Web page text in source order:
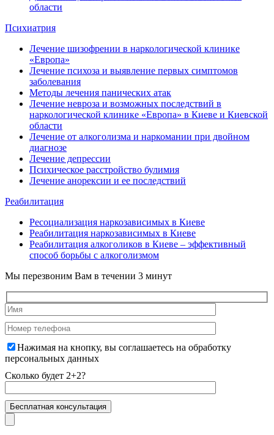
области
Психиатрия
Лечение шизофрении в наркологической клинике
«Европа»
Лечение психоза и выявление первых симптомов
заболевания
Методы лечения панических атак
Лечение невроза и возможных последствий в
наркологической клинике «Европа» в Киеве и Киевской
области
Лечение от алкоголизма и наркомании при двойном
диагнозе
Лечение депрессии
Психическое расстройство булимия
Лечение анорексии и ее последствий
Реабилитация
Ресоциализация наркозависимых в Киеве
Реабилитация наркозависимых в Киеве
Реабилитация алкоголиков в Киеве – эффективный
способ борьбы с алкоголизмом
Мы перезвоним Вам в течении 3 минут
Нажимая на кнопку, вы соглашаетесь на обработку
персональных данных
Сколько будет 2+2?